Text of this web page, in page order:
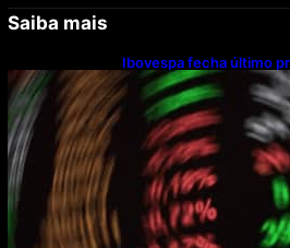
Saiba mais
Ibovespa fecha último